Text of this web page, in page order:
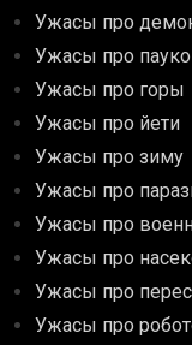
Ужасы про
Ужасы про
Ужасы про горы
Ужасы про йети
Ужасы про зиму
Ужасы про
Ужасы про
Ужасы про
Ужасы про
Ужасы про